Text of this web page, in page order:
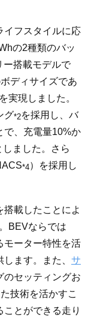
イフスタイルに応
の2種類のバッ
ー搭載モデルで
ディサイズであ
を実現しました。
グ*2を採用し、バ
で、充電量10%か
しました。さら
*4）を採用し
載したことによ
BEVならでは
モーター特性を活
ます。また、 サ
のセッティングお
技術を活かすこ
とができる走り